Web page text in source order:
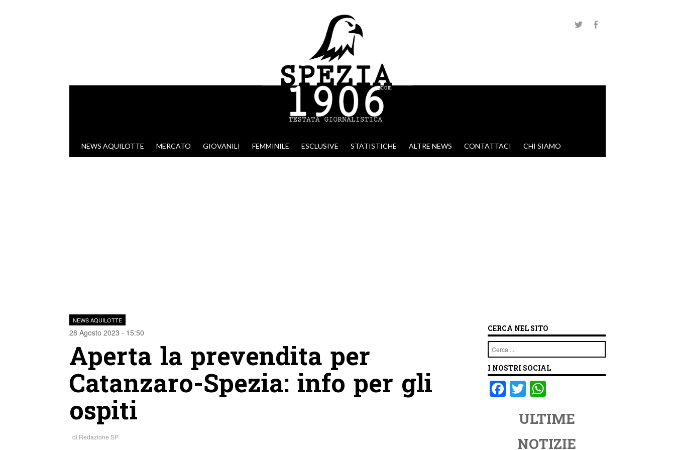
VAI AL CONTENUTO
NEWS AQUILOTTE MERCATO GIOVANILI FEMMINILE ESCLUSIVE STATISTICHE ALTRE NEWS CONTATTACI CHI SIAMO
NEWS AQUILOTTE
28 Agosto 2023 - 15:50
Aperta la prevendita per
Catanzaro-Spezia: info per gli
ospiti
di Redazione SP
CERCA NEL SITO
Cerca
I NOSTRI SOCIAL
F T
tt
er
at
s
ULTIME
NOTIZIE